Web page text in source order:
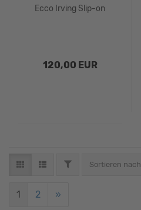
Ecco Irving Slip-on
120,00 EUR
Sortieren nach
1 2 »